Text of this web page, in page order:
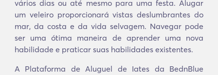
vários dias ou até mesmo para uma festa. Alugar
um veleiro proporcionará vistas deslumbrantes do
mar, da costa e da vida selvagem. Navegar pode
ser uma ótima maneira de aprender uma nova
habilidade e praticar suas habilidades existentes.
A Plataforma de Aluguel de Iates da BednBlue